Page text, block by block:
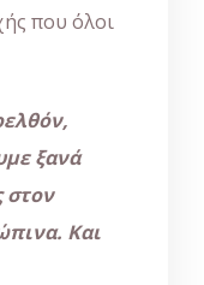
που όλοι
ξανά
στον
Και